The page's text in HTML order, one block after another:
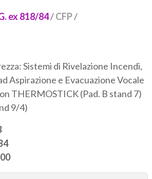
ex 818/84/CFP/
Sistemi di Rivelazione Incendi,
Aspirazione e Evacuazione Vocale
THERMOSTICK (Pad. B stand 7)
9/4)